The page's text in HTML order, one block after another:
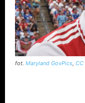
fot. Maryland GovPics CC